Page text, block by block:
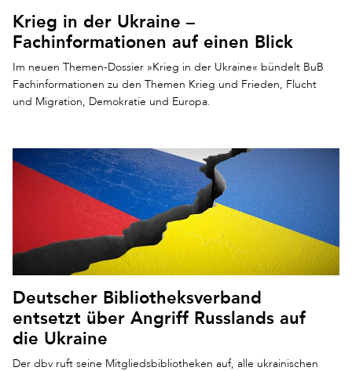
Krieg in der Ukraine –
Fachinformationen auf einen Blick
Im neuen Themen-Dossier »Krieg in der Ukraine« bündelt BuB
Fachinformationen zu den Themen Krieg und Frieden, Flucht
und Migration, Demokratie und Europa.
Deutscher Bibliotheksverband
entsetzt über Angriff Russlands auf
die Ukraine
Der dbv ruft seine Mitgliedsbibliotheken auf, alle ukrainischen